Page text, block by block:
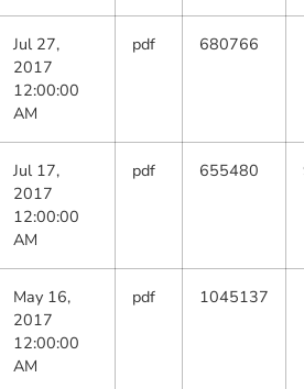
Jul 27,
2017
12:00:00
AM
pdf 680766
Jul 17,
2017
12:00:00
AM
pdf 655480
May 16,
2017
12:00:00
AM
pdf 1045137